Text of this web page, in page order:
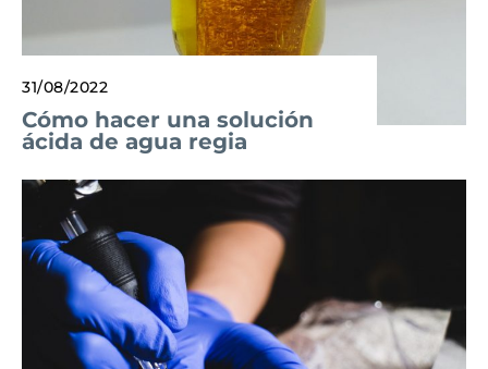
31/08/2022
Cómo hacer una solución
ácida de agua regia